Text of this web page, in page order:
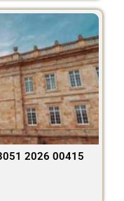
2026 00415